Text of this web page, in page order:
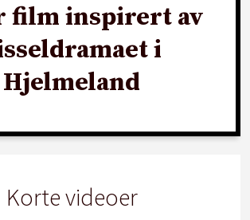
film inspirert av
i
Hjelmeland
Korte videoer